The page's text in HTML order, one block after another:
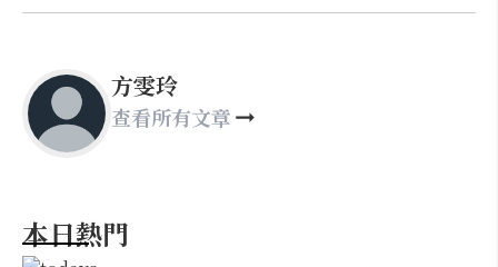
方雯玲
查看所有文章
本日熱門